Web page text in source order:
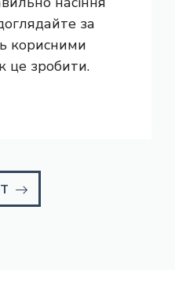
за
корисними
це зробити.